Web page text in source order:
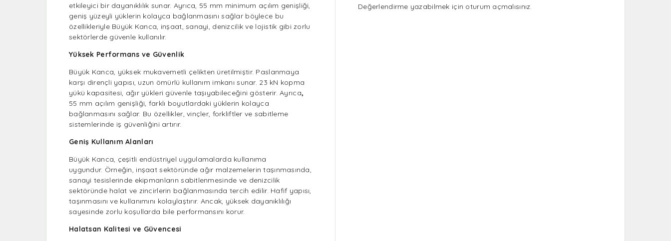
etkileyici bir dayanıklılık sunar. Ayrıca, 55 mm minimum açılım genişliği,
geniş yüzeyli yüklerin kolayca bağlanmasını sağlar böylece bu
özellikleriyle Büyük Kanca, inşaat, sanayi, denizcilik ve lojistik gibi zorlu
sektörlerde güvenle kullanılır.
Yüksek Performans ve Güvenlik
Büyük Kanca, yüksek mukavemetli çelikten üretilmiştir. Paslanmaya
karşı dirençli yapısı, uzun ömürlü kullanım imkanı sunar. 23 kN kopma
yükü kapasitesi, ağır yükleri güvenle taşıyabileceğini gösterir. Ayrıca,
55 mm açılım genişliği, farklı boyutlardaki yüklerin kolayca
bağlanmasını sağlar. Bu özellikler, vinçler, forkliftler ve sabitleme
sistemlerinde iş güvenliğini artırır.
Geniş Kullanım Alanları
Büyük Kanca, çeşitli endüstriyel uygulamalarda kullanıma
uygundur. Örneğin, inşaat sektöründe ağır malzemelerin taşınmasında,
sanayi tesislerinde ekipmanların sabitlenmesinde ve denizcilik
sektöründe halat ve zincirlerin bağlanmasında tercih edilir. Hafif yapısı,
taşınmasını ve kullanımını kolaylaştırır. Ancak, yüksek dayanıklılığı
sayesinde zorlu koşullarda bile performansını korur.
Halatsan Kalitesi ve Güvencesi
Değerlendirme yazabilmek için oturum açmalısınız.